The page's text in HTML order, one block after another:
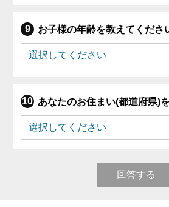
お子様の年齢を教えてくださ
あなたのお住まい(都道府県)
回答する